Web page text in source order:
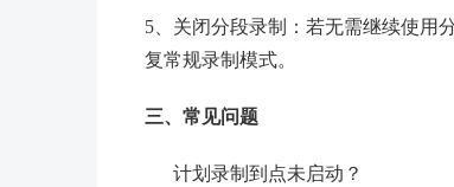
5、关闭分段录制：若无需继续使用
复常规录制模式。
三、常见问题
计划录制到点未启动？